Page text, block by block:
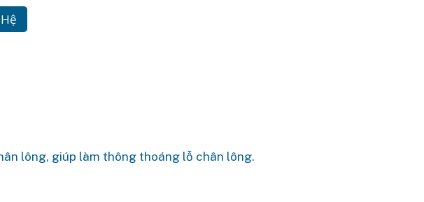
lông, giúp làm thông thoáng lỗ chân lông.